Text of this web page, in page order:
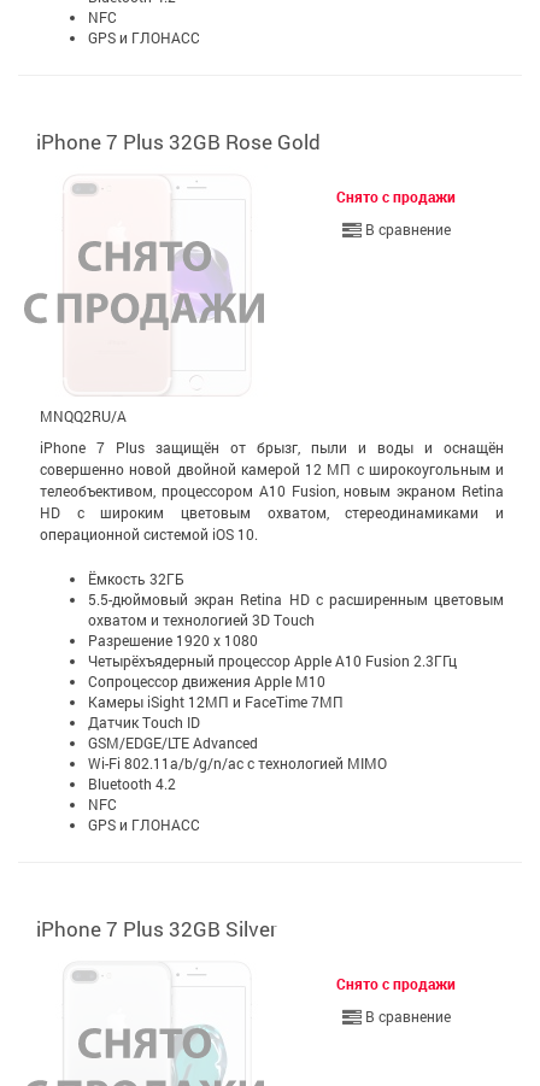
NFC
GPS и ГЛОНАСС
iPhone 7 Plus 32GB Rose Gold
Снято с продажи
В сравнение
MNQQ2RU/A
iPhone 7 Plus защищён от брызг, пыли и воды и оснащён
совершенно новой двойной камерой 12 МП с широко­уголь­ным и
теле­объективом, процессором A10 Fusion, новым экраном Retina
HD с широким цветовым охватом, стерео­динамиками и
операционной системой iOS 10.
Ёмкость 32ГБ
5.5-дюймовый экран Retina HD c расширенным цветовым
охватом и технологией 3D Touch
Разрешение 1920 x 1080
Четырёхъядерный процессор Apple A10 Fusion 2.3ГГц
Сопроцессор движения Apple M10
Камеры iSight 12МП и FaceTime 7МП
Датчик Touch ID
GSM/EDGE/LTE Advanced
Wi-Fi 802.11a/b/g/n/ac с технологией MIMO
Bluetooth 4.2
NFC
GPS и ГЛОНАСС
iPhone 7 Plus 32GB Silver
Снято с продажи
В сравнение